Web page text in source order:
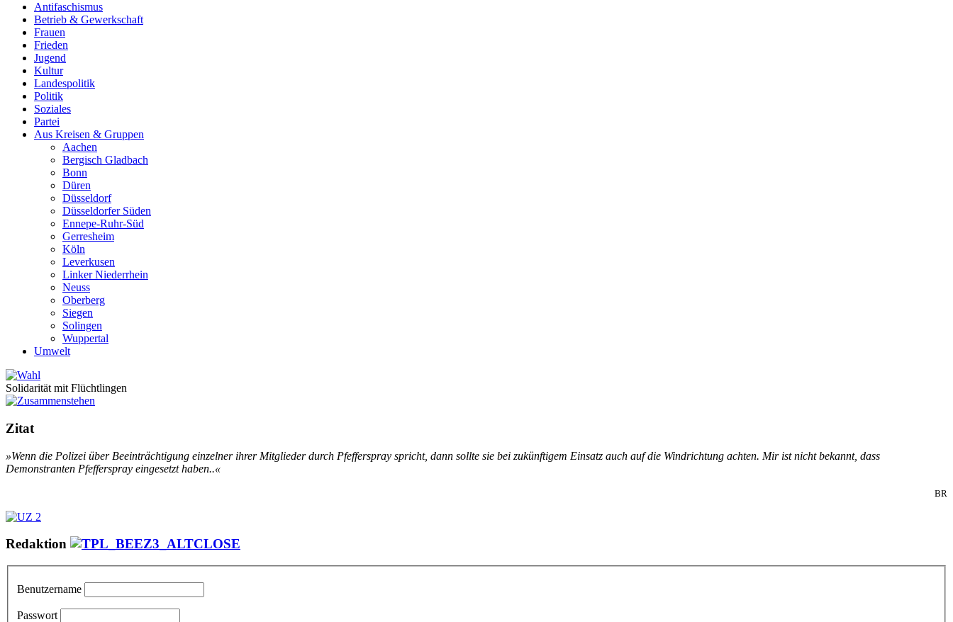
Antifaschismus
Betrieb & Gewerkschaft
Frauen
Frieden
Jugend
Kultur
Landespolitik
Politik
Soziales
Partei
Aus Kreisen & Gruppen
Aachen
Bergisch Gladbach
Bonn
Düren
Düsseldorf
Düsseldorfer Süden
Ennepe-Ruhr-Süd
Gerresheim
Köln
Leverkusen
Linker Niederrhein
Neuss
Oberberg
Siegen
Solingen
Wuppertal
Umwelt
Solidarität mit Flüchtlingen
Zitat
»Wenn die Polizei über Beeinträchtigung einzelner ihrer Mitglieder durch Pfefferspray spricht, dann sollte sie bei zukünftigem Einsatz auch auf die Windrichtung achten. Mir ist nicht bekannt, dass
Demonstranten Pfefferspray eingesetzt haben..«
BR
Redaktion
Benutzername
Passwort